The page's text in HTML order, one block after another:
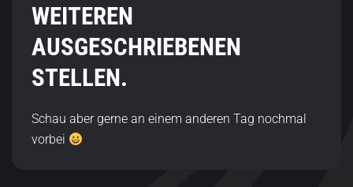
WEITEREN
AUSGESCHRIEBENEN
STELLEN.
Schau aber gerne an einem anderen Tag nochmal
vorbei